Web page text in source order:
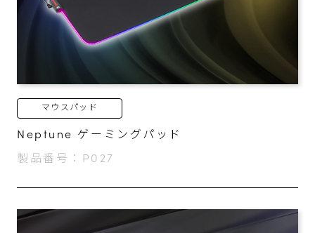
マウスパッド
Neptune ゲーミングパッド
製品番号：P027